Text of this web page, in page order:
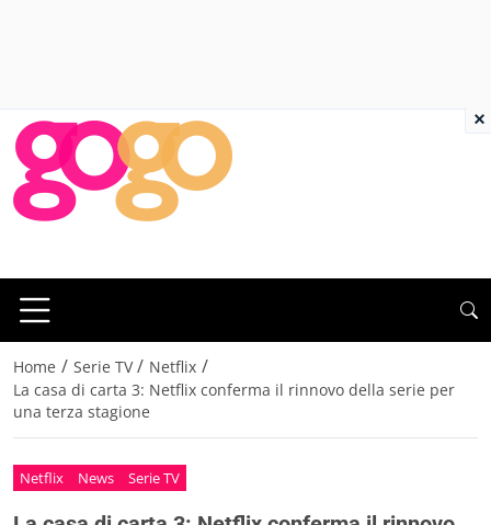
Home / Serie TV / Netflix /
La casa di carta 3: Netflix conferma il rinnovo della serie per
una terza stagione
Netflix News Serie TV
×